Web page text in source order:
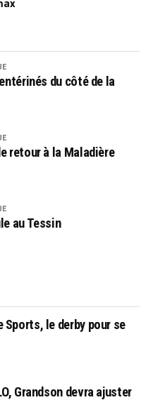
du côté de la
retour à la Maladière
au Tessin
Sports, le derby pour se
Grandson devra ajuster